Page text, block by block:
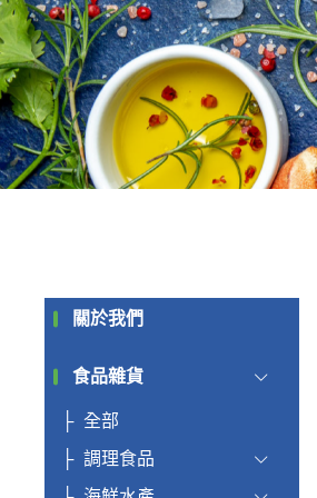
關於我們
食品雜貨
全部
調理食品